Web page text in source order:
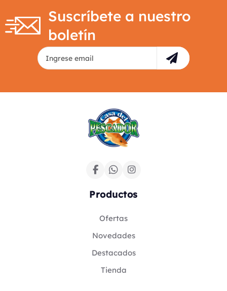
Suscríbete a nuestro
boletín
Productos
Ofertas
Novedades
Destacados
Tienda